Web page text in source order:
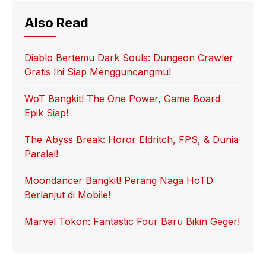
Also Read
Diablo Bertemu Dark Souls: Dungeon Crawler
Gratis Ini Siap Mengguncangmu!
WoT Bangkit! The One Power, Game Board
Epik Siap!
The Abyss Break: Horor Eldritch, FPS, & Dunia
Paralel!
Moondancer Bangkit! Perang Naga HoTD
Berlanjut di Mobile!
Marvel Tokon: Fantastic Four Baru Bikin Geger!